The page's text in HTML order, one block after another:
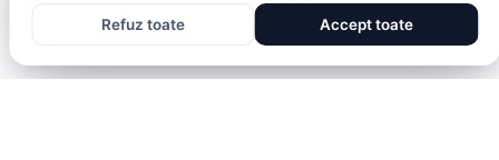
Refuz toate
Accept toate